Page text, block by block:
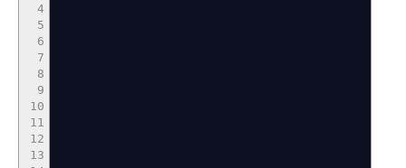
4
5
6
7
8
9
10
11
12
13